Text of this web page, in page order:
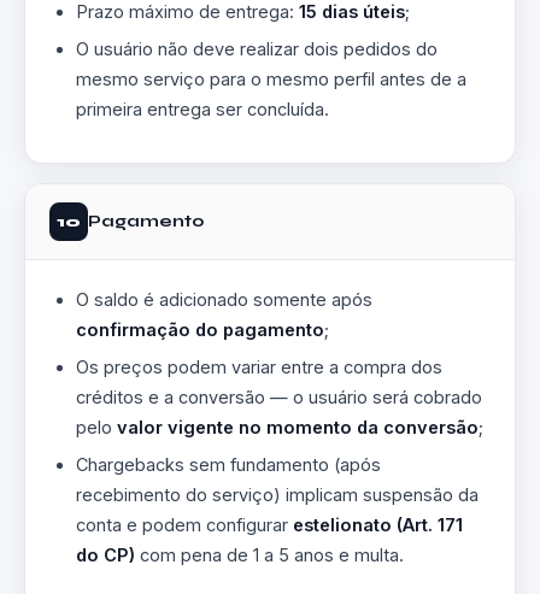
Prazo máximo de entrega: 15 dias úteis;
O usuário não deve realizar dois pedidos do
mesmo serviço para o mesmo perfil antes de a
primeira entrega ser concluída.
10 Pagamento
O saldo é adicionado somente após
confirmação do pagamento;
Os preços podem variar entre a compra dos
créditos e a conversão — o usuário será cobrado
pelo valor vigente no momento da conversão;
Chargebacks sem fundamento (após
recebimento do serviço) implicam suspensão da
conta e podem configurar estelionato (Art. 171
do CP) com pena de 1 a 5 anos e multa.